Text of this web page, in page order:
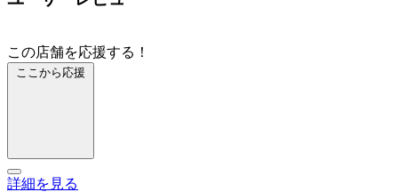
この店舗を応援する！
ここから応援
詳細を見る